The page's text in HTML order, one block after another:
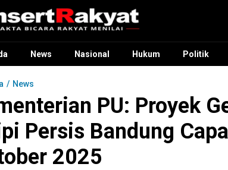
Rakyat Menilai
News Nasional Hukum Politik
News
PU: Proyek
Persis Bandung
2025